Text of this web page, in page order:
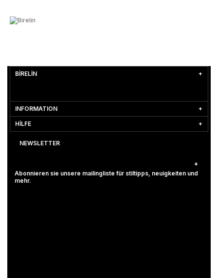
BİRELİN
INFORMATION
HİLFE
NEWSLETTER
Abonnieren sie unsere mailingliste für stiltipps, neuigkeiten und
mehr.